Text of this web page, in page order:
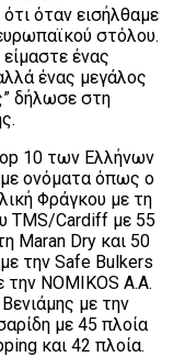
ότι όταν εισήλθαμε
στόλου.
είμαστε ένας
ένας μεγάλος
δήλωσε στη
10 των Ελλήνων
ονόματα όπως ο
Φράγκου με τη
TMS/Cardiff με 55
Maran Dry και 50
την Safe Bulkers
την NOMIKOS A.A.
με την
με 45 πλοία
και 42 πλοία.